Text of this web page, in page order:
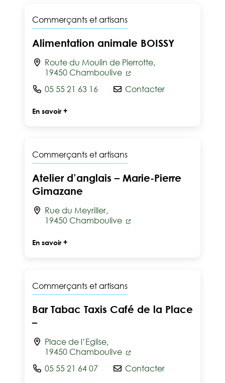
Commerçants et artisans
Alimentation animale BOISSY
Route du Moulin de Pierrotte,
19450 Chamboulive
05 55 21 63 16
Contacter
En savoir +
Commerçants et artisans
Atelier d’anglais – Marie-Pierre
Gimazane
Rue du Meyriller,
19450 Chamboulive
En savoir +
Commerçants et artisans
Bar Tabac Taxis Café de la Place
–
Place de l’Eglise,
19450 Chamboulive
05 55 21 64 07
Contacter